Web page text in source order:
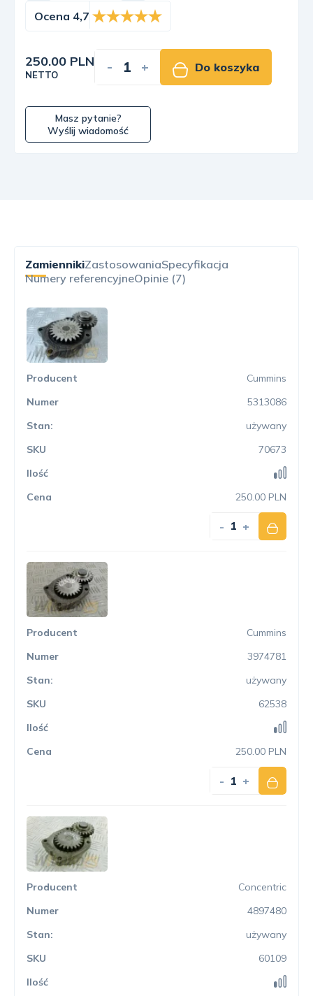
Ocena 4,7
250.00 PLN
NETTO - + Do koszyka
Masz pytanie?
Wyślij wiadomość
ZamiennikiZastosowaniaSpecyfikacja
Numery referencyjneOpinie (7)
Cummins
5313086
używany
70673
250.00 PLN
- +
Cummins
3974781
używany
62538
250.00 PLN
- +
Concentric
4897480
używany
60109